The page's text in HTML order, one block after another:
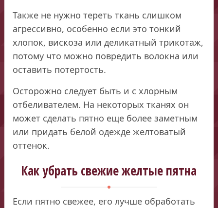
Также не нужно тереть ткань слишком
агрессивно, особенно если это тонкий
хлопок, вискоза или деликатный трикотаж,
потому что можно повредить волокна или
оставить потертость.
Осторожно следует быть и с хлорным
отбеливателем. На некоторых тканях он
может сделать пятно еще более заметным
или придать белой одежде желтоватый
оттенок.
Как убрать свежие желтые пятна
Если пятно свежее, его лучше обработать